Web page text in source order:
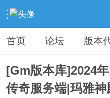
› 传奇私服专区 › 传奇商业
首页 论坛 版本
[Gm版本库]2024
传奇服务端|玛雅神